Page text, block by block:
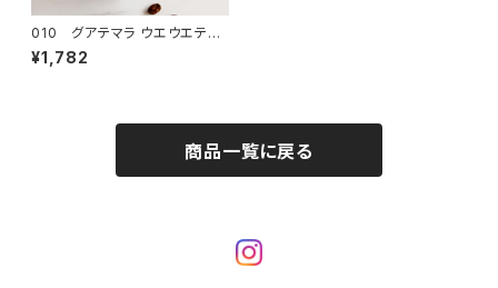
010 グアテマラ ウエウエテナ
ンゴSHB-City Roast
¥1,782
商品一覧に戻る